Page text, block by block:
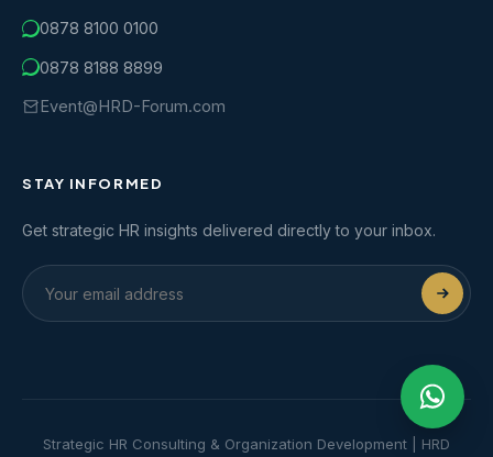
0878 8100 0100
0878 8188 8899
Event@HRD-Forum.com
STAY INFORMED
Get strategic HR insights delivered directly to your inbox.
Strategic HR Consulting & Organization Development | HRD